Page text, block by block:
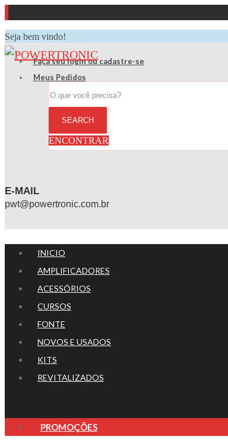
Seja bem vindo!
Faça seu login ou cadastre-se
Meus Pedidos
ENCONTRAR
E-MAIL
pwt@powertronic.com.br
INICIO
AMPLIFICADORES
ACESSÓRIOS
CURSOS
FONTE
NOVOS E USADOS
KITS
REVITALIZADOS
PROMOÇÕES